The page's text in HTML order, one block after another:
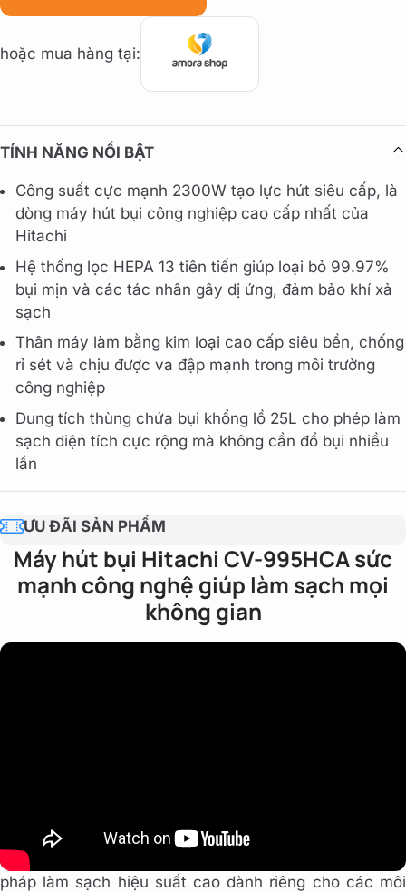
hoặc mua hàng tại:
TÍNH NĂNG NỔI BẬT
Công suất cực mạnh 2300W tạo lực hút siêu cấp, là
dòng máy hút bụi công nghiệp cao cấp nhất của
Hitachi
Hệ thống lọc HEPA 13 tiên tiến giúp loại bỏ 99.97%
bụi mịn và các tác nhân gây dị ứng, đảm bảo khí xả
sạch
Thân máy làm bằng kim loại cao cấp siêu bền, chống
rỉ sét và chịu được va đập mạnh trong môi trường
công nghiệp
Dung tích thùng chứa bụi khổng lồ 25L cho phép làm
sạch diện tích cực rộng mà không cần đổ bụi nhiều
lần
ƯU ĐÃI SẢN PHẨM
Máy hút bụi Hitachi CV-995HCA sức
mạnh công nghệ giúp làm sạch mọi
không gian
Giải quyết triệt để mọi nỗi lo về bụi bẩn diện tích lớn với
máy hút bụi công nghiệp Hitachi CV-995HCA
, giải
pháp làm sạch hiệu suất cao dành riêng cho các môi